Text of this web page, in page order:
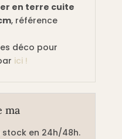
en terre cuite
, référence
déco pour
ici !
ma
stock en 24h/48h.